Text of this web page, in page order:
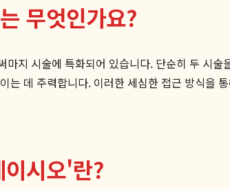
무엇인가요?
마지 시술에 특화되어 있습니다. 단순히 두 시
데 주력합니다. 이러한 세심한 접근 방식을
시오'란?